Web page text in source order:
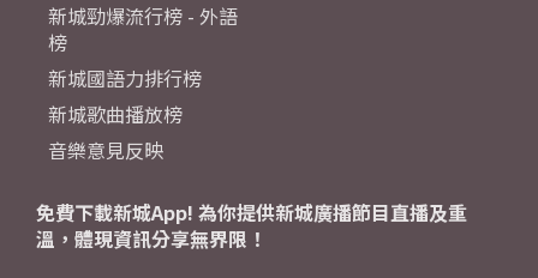
新城勁爆流行榜 - 外語
榜
新城國語力排行榜
新城歌曲播放榜
音樂意見反映
免費下載新城App! 為你提供新城廣播節目直播及重
溫，體現資訊分享無界限！